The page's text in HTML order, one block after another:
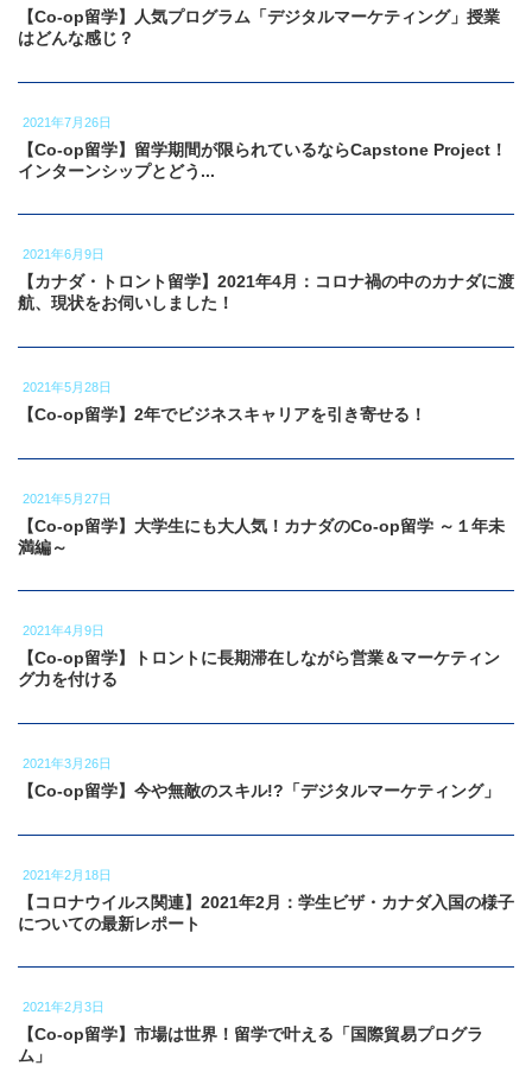
【Co-op留学】人気プログラム「デジタルマーケティング」授業
はどんな感じ？
2021年7月26日
【Co-op留学】留学期間が限られているならCapstone Project！
インターンシップとどう...
2021年6月9日
【カナダ・トロント留学】2021年4月：コロナ禍の中のカナダに渡
航、現状をお伺いしました！
2021年5月28日
【Co-op留学】2年でビジネスキャリアを引き寄せる！
2021年5月27日
【Co-op留学】大学生にも大人気！カナダのCo-op留学 ～１年未
満編～
2021年4月9日
【Co-op留学】トロントに長期滞在しながら営業＆マーケティン
グ力を付ける
2021年3月26日
【Co-op留学】今や無敵のスキル!?「デジタルマーケティング」
2021年2月18日
【コロナウイルス関連】2021年2月：学生ビザ・カナダ入国の様子
についての最新レポート
2021年2月3日
【Co-op留学】市場は世界！留学で叶える「国際貿易プログラ
ム」